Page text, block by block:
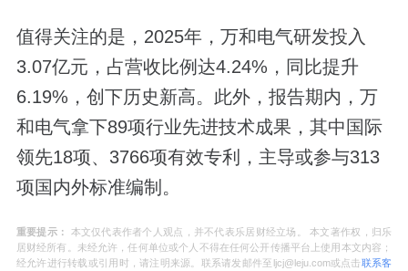
值得关注的是，2025年，万和电气研发投入
3.07亿元，占营收比例达4.24%，同比提升
6.19%，创下历史新高。此外，报告期内，万
和电气拿下89项行业先进技术成果，其中国际
领先18项、3766项有效专利，主导或参与313
项国内外标准编制。
重要提示：
本文仅代表作者个人观点，并不代表乐居财经立场。 本文著作权，归乐
居财经所有。未经允许，任何单位或个人不得在任何公开传播平台上使用本文内容；
经允许进行转载或引用时，请注明来源。联系请发邮件至ljcj@leju.com或点击联系客